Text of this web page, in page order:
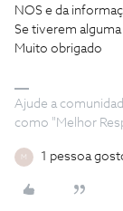
NOS e da
Se tiverem
Muito obrigado
Ajude a
como "Melhor
M 1 pessoa